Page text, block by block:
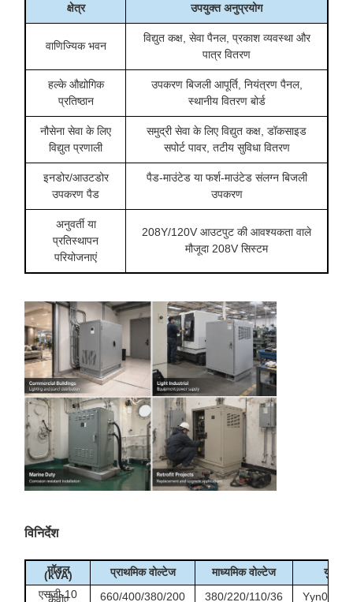
क्षेत्र उपयुक्त अनुप्रयोग
वाणिज्यिक भवन
विद्युत कक्ष, सेवा पैनल, प्रकाश व्यवस्था और
पात्र वितरण
हल्के औद्योगिक
प्रतिष्ठान
उपकरण बिजली आपूर्ति, नियंत्रण पैनल,
स्थानीय वितरण बोर्ड
नौसेना सेवा के लिए
विद्युत प्रणाली
समुद्री सेवा के लिए विद्युत कक्ष, डॉकसाइड
सपोर्ट पावर, तटीय सुविधा वितरण
इनडोर/आउटडोर
उपकरण पैड
पैड-माउंटेड या फर्श-माउंटेड संलग्न बिजली
उपकरण
अनुवर्ती या
प्रतिस्थापन
परियोजनाएं
208Y/120V आउटपुट की आवश्यकता वाले
मौजूदा 208V सिस्टम
विनिर्देश
मॉडल
(kVA) प्राथमिक वोल्टेज माध्यमिक वोल्टेज
युग्मन
एसजी-10
केवीए 660/400/380/200 380/220/110/36 Yyn0/Y/